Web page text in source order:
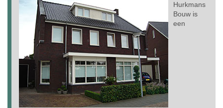
Hurkmans
Bouw is
een